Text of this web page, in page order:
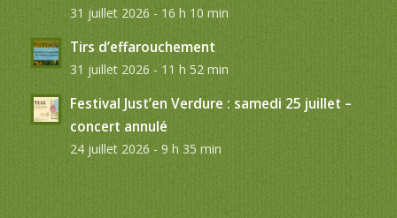
31 juillet 2026 - 16 h 10 min
Tirs d’effarouchement
31 juillet 2026 - 11 h 52 min
Festival Just’en Verdure : samedi 25 juillet –
concert annulé
24 juillet 2026 - 9 h 35 min